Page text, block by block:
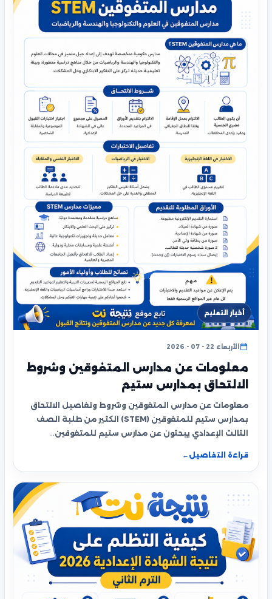
أخبار التعليم
الأربعاء 22 - 07 - 2026
معلومات عن مدارس المتفوقين وشروط
الالتحاق بمدارس ستيم
معلومات عن مدارس المتفوقين وشروط وتفاصيل الالتحاق
بمدارس ستيم للمتفوقين (STEM) الكثير من طلبة الصف
الثالث الإعدادي يبحثون عن مدارس ستيم للمتفوقين…
قراءة التفاصيل ←